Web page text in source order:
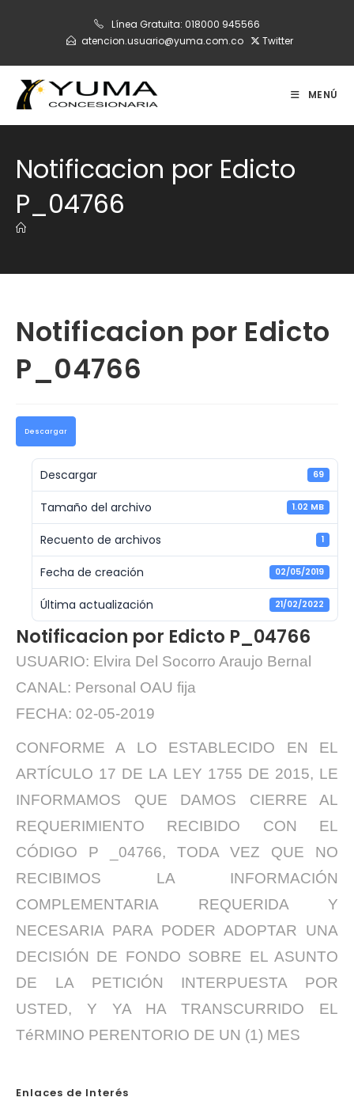
Línea Gratuita: 018000 945566
atencion.usuario@yuma.com.co
Twitter
MENÚ
Notificacion por Edicto
P_04766
Notificacion por Edicto
P_04766
Descargar
Descargar 69
Tamaño del archivo 1.02 MB
Recuento de archivos 1
Fecha de creación 02/05/2019
Última actualización 21/02/2022
Notificacion por Edicto P_04766
USUARIO: Elvira Del Socorro Araujo Bernal
CANAL: Personal OAU fija
FECHA: 02-05-2019
CONFORME A LO ESTABLECIDO EN EL
ARTÍCULO 17 DE LA LEY 1755 DE 2015, LE
INFORMAMOS QUE DAMOS CIERRE AL
REQUERIMIENTO RECIBIDO CON EL
CÓDIGO P _04766, TODA VEZ QUE NO
RECIBIMOS LA INFORMACIÓN
COMPLEMENTARIA REQUERIDA Y
NECESARIA PARA PODER ADOPTAR UNA
DECISIÓN DE FONDO SOBRE EL ASUNTO
DE LA PETICIÓN INTERPUESTA POR
USTED, Y YA HA TRANSCURRIDO EL
TéRMINO PERENTORIO DE UN (1) MES
Enlaces de Interés